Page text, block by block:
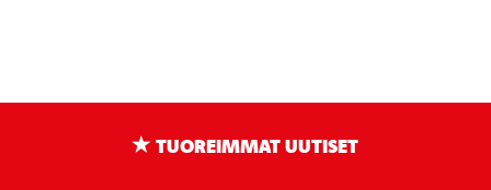
TUOREIMMAT UUTISET